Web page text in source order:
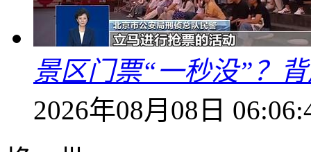
景区门票“一秒没”？
2026年08月08日